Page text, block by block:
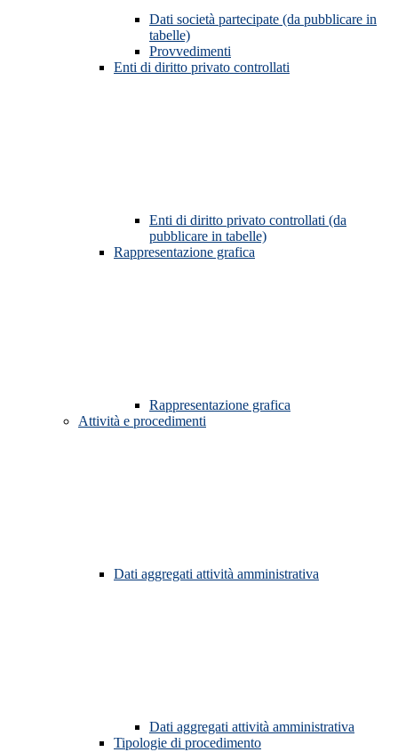
Dati società partecipate (da pubblicare in
tabelle)
Provvedimenti
Enti di diritto privato controllati
Enti di diritto privato controllati (da
pubblicare in tabelle)
Rappresentazione grafica
Rappresentazione grafica
Attività e procedimenti
Dati aggregati attività amministrativa
Dati aggregati attività amministrativa
Tipologie di procedimento